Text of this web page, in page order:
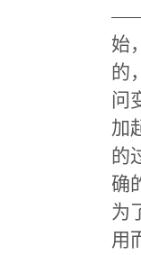
——
始
的
问
加
的
确
为
用